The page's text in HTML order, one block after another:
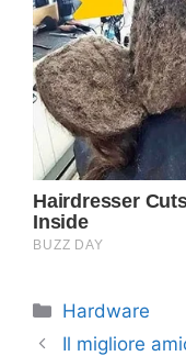
Categorie
Hardware
Il migliore